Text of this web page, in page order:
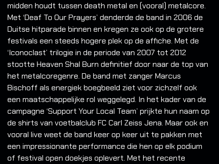
midden houdt tussen death metal en (vooral) metalcore.
Met ‘Deaf To Our Prayers’ denderde de band in 2006 de
Duitse hitparade binnen en kregen ze ook op de grotere
festivals een steeds hogere plek op de affiche. Met de
‘Iconoclast’ trilogie in de periode van 2007 tot 2012
stootte Heaven Shal Burn definitief door naar de top van
het metalcoregenre. De band met zanger Marcus
Bischoff als energiek boegbeeld ziet voor zichzelf ook
een maatschappelijke rol weggelegd. In het kader van de
campagne ‘Support Your Local Team’ prijkte hun naam op
de shirts van voetbalclub FC Carl Zeiss Jena. Maar ook en
vooral live weet de band keer op keer uit te pakken met
een impressionante performance die hen op elk podium
of festival open doekjes oplevert. Met het recente